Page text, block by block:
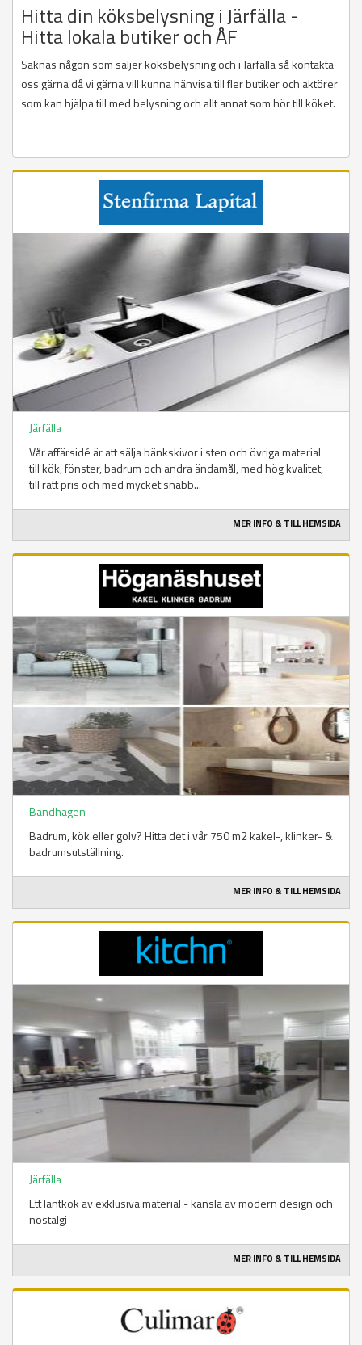
Hitta din köksbelysning i Järfälla -
Hitta lokala butiker och ÅF
Saknas någon som säljer köksbelysning och i Järfälla så kontakta
oss gärna då vi gärna vill kunna hänvisa till fler butiker och aktörer
som kan hjälpa till med belysning och allt annat som hör till köket.
Järfälla
Vår affärsidé är att sälja bänkskivor i sten och övriga material
till kök, fönster, badrum och andra ändamål, med hög kvalitet,
till rätt pris och med mycket snabb...
MER INFO & TILL HEMSIDA
Bandhagen
Badrum, kök eller golv? Hitta det i vår 750 m2 kakel-, klinker- &
badrumsutställning.
MER INFO & TILL HEMSIDA
Järfälla
Ett lantkök av exklusiva material - känsla av modern design och
nostalgi
MER INFO & TILL HEMSIDA